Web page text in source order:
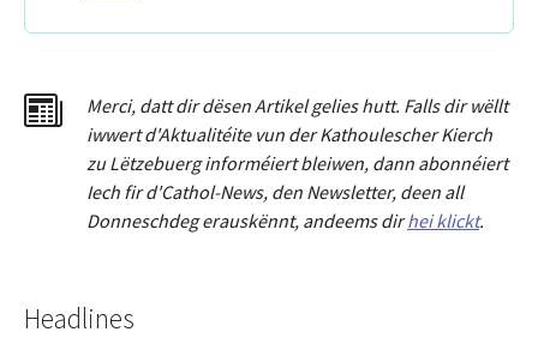
Merci, dattdir dësen Artikel gelies hutt. Falls dir wëllt
iwwert d'Aktualitéite vun der Kathoulescher Kierch
zu Lëtzebuerg informéiert bleiwen, dann abonnéiert
Iech fir d'Cathol-News, den Newsletter, deen all
Donneschdeg erauskënnt, andeems dirhei klickt.
Headlines